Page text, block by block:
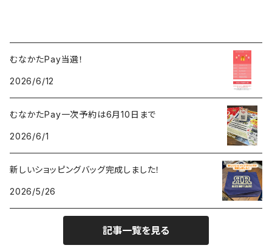
むなかたPay当選！
2026/6/12
むなかたPay一次予約は6月10日まで
2026/6/1
新しいショッピングバッグ完成しました！
2026/5/26
記事一覧を見る